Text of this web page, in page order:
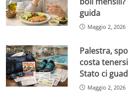
guida
Maggio 2, 2026
Palestra,
costa
Stato ci
Maggio 2, 2026